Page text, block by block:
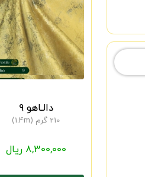
دالـاهو 9
210 گرم (1.4m)
8,300,000 ریال